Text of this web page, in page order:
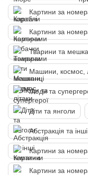
Картини за
Картини за
Тварини та
Машини, космос,
Люди та
Діти та янголи
Абстракція та
Картини за
Картини за